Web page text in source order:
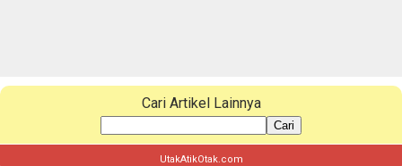
Cari Artikel Lainnya
Cari
UtakAtikOtak.com